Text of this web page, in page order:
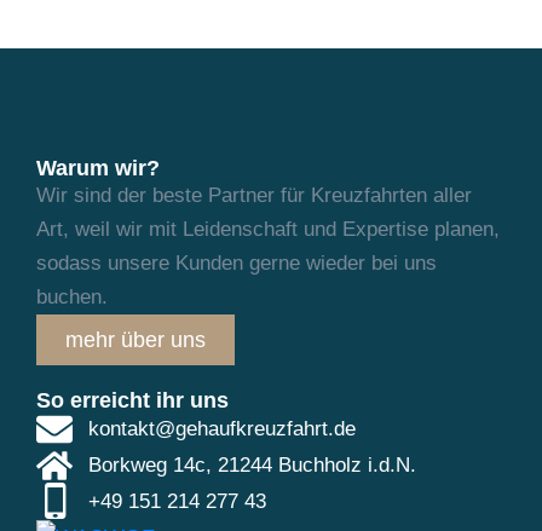
Warum wir?
Wir sind der beste Partner für Kreuzfahrten aller
Art, weil wir mit Leidenschaft und Expertise planen,
sodass unsere Kunden gerne wieder bei uns
buchen.
mehr über uns
So erreicht ihr uns
kontakt@gehaufkreuzfahrt.de
Borkweg 14c, 21244 Buchholz i.d.N.
+49 151 214 277 43